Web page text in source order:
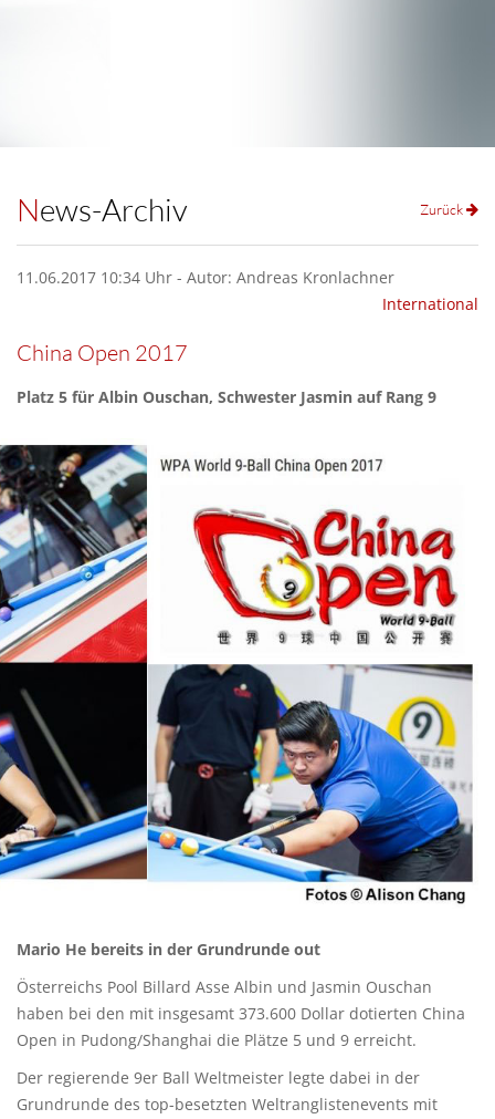
News-Archiv Zurück
11.06.2017 10:34 Uhr - Autor: Andreas Kronlachner
International
China Open 2017
Platz 5 für Albin Ouschan, Schwester Jasmin auf Rang 9
Mario He bereits in der Grundrunde out
Österreichs Pool Billard Asse Albin und Jasmin Ouschan
haben bei den mit insgesamt 373.600 Dollar dotierten China
Open in Pudong/Shanghai die Plätze 5 und 9 erreicht.
Der regierende 9er Ball Weltmeister legte dabei in der
Grundrunde des top-besetzten Weltranglistenevents mit